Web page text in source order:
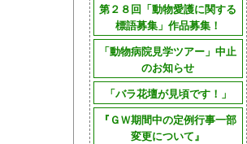
第２８回「動物愛護に関する
標語募集」作品募集！
「動物病院見学ツアー」中止
のお知らせ
「バラ花壇が見頃です！」
『ＧＷ期間中の定例行事一部
変更について』